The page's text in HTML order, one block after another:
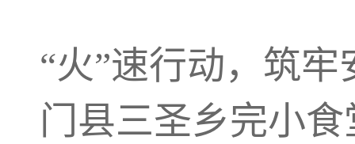
“火”速行动，筑
门县三圣乡完小